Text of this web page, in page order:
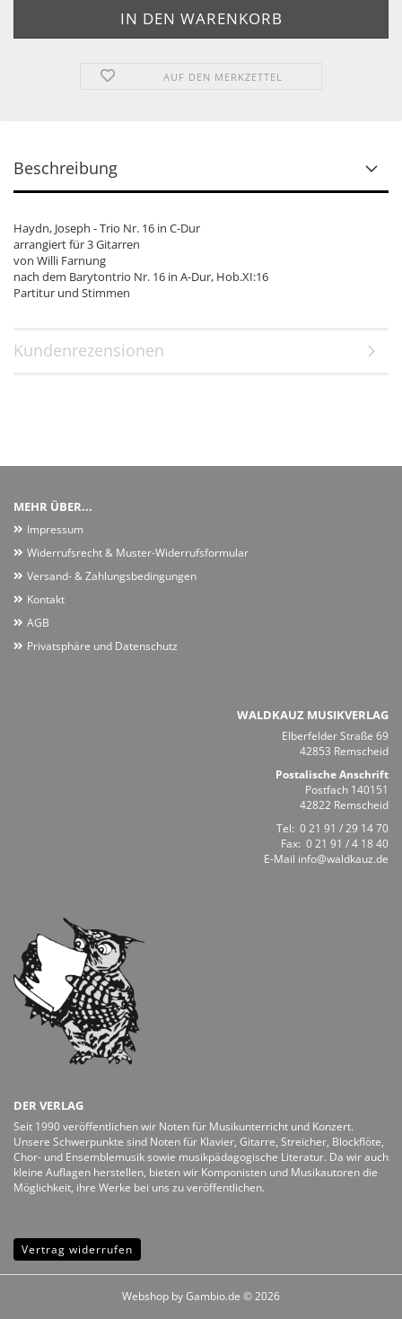
AUF DEN MERKZETTEL
Beschreibung
Haydn, Joseph - Trio Nr. 16 in C-Dur
arrangiert für 3 Gitarren
von Willi Farnung
nach dem Barytontrio Nr. 16 in A-Dur, Hob.XI:16
Partitur und Stimmen
Kundenrezensionen
MEHR ÜBER...
Impressum
Widerrufsrecht & Muster-Widerrufsformular
Versand- & Zahlungsbedingungen
Kontakt
AGB
Privatsphäre und Datenschutz
WALDKAUZ MUSIKVERLAG
Elberfelder Straße 69
42853 Remscheid
Postalische Anschrift
Postfach 140151
42822 Remscheid
Tel: 0 21 91 / 29 14 70
Fax: 0 21 91 / 4 18 40
E-Mail info@waldkauz.de
DER VERLAG
Seit 1990 veröffentlichen wir Noten für Musikunterricht und Konzert.
Unsere Schwerpunkte sind Noten für Klavier, Gitarre, Streicher, Blockflöte,
Chor- und Ensemblemusik sowie musikpädagogische Literatur. Da wir auch
kleine Auflagen herstellen, bieten wir Komponisten und Musikautoren die
Möglichkeit, ihre Werke bei uns zu veröffentlichen.
Vertrag widerrufen
Webshop by Gambio.de © 2026